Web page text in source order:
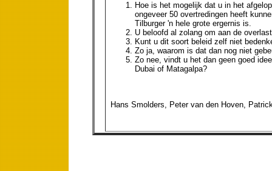
Hoe is het mogelijk dat u in het
ongeveer 50 overtredingen heeft
Tilburger 'n hele grote ergernis is.
U beloofd al zolang om aan de
Kunt u dit soort beleid zelf niet
Zo ja, waarom is dat dan nog niet
Zo nee, vindt u het dan geen goed
Dubai of Matagalpa?
Hans Smolders, Peter van den Hoven,